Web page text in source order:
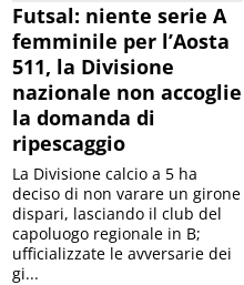
Futsal: niente serie A
femminile per l’Aosta
511, la Divisione
nazionale non accoglie
la domanda di
ripescaggio
La Divisione calcio a 5 ha
deciso di non varare un girone
dispari, lasciando il club del
capoluogo regionale in B;
ufficializzate le avversarie dei
gi...